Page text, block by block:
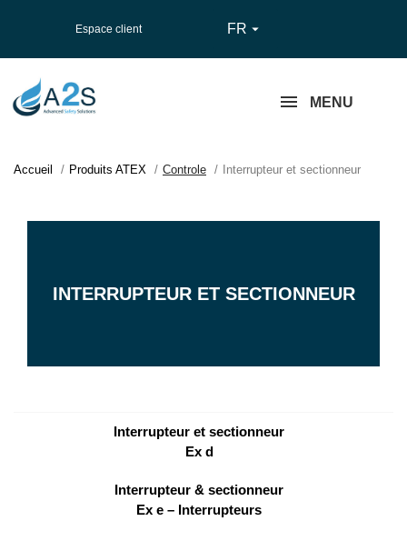
Espace client FR 
MENU
Accueil Produits ATEX Controle Interrupteur et sectionneur
INTERRUPTEUR ET SECTIONNEUR
Interrupteur et sectionneur
Ex d
Interrupteur & sectionneur
Ex e – Interrupteurs